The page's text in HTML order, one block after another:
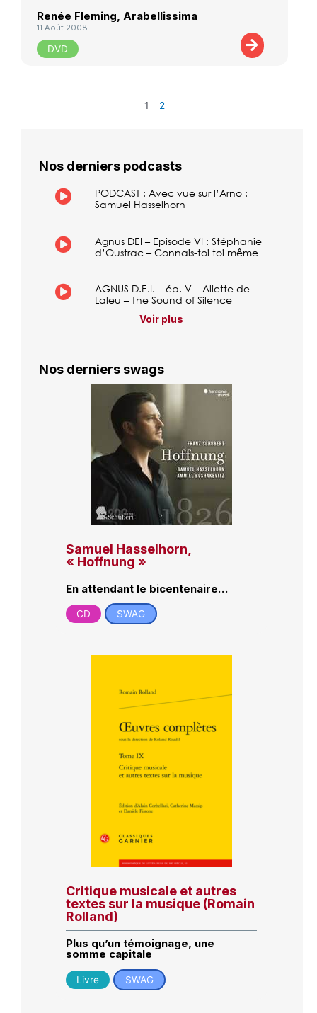
Renée Fleming, Arabellissima
11 Août 2008
DVD
1 2
Nos derniers podcasts
PODCAST : Avec vue sur l’Arno :
Samuel Hasselhorn
Agnus DEI – Episode VI : Stéphanie
d’Oustrac – Connais-toi toi même
AGNUS D.E.I. – ép. V – Aliette de
Laleu – The Sound of Silence
Voir plus
Nos derniers swags
Samuel Hasselhorn,
« Hoffnung »
En attendant le bicentenaire…
CD SWAG
Critique musicale et autres
textes sur la musique (Romain
Rolland)
Plus qu’un témoignage, une
somme capitale
Livre SWAG